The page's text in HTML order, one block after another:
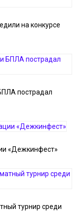
на конкурсе
пострадал
«Дежкинфест»
турнир среди